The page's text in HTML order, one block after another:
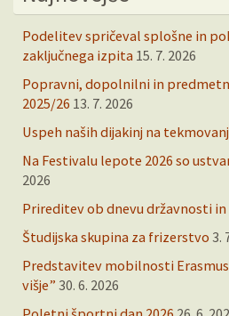
Podelitev spričeval splošne in
zaključnega izpita 15. 7. 2026
Popravni, dopolnilni in
2025/26 13. 7. 2026
Uspeh naših dijakinj na
Na Festivalu lepote 2026 so
2026
Prireditev ob dnevu državnosti in
Študijska skupina za frizerstvo 3.
Predstavitev mobilnosti
višje” 30. 6. 2026